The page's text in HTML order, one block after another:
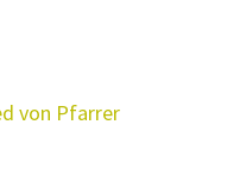
von Pfarrer